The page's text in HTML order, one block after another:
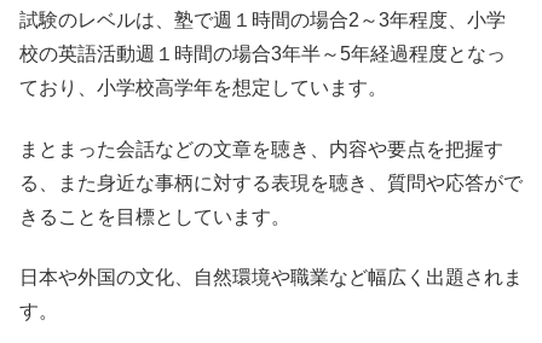
試験のレベルは、塾で週１時間の場合2～3年程度、小学
校の英語活動週１時間の場合3年半～5年経過程度となっ
ており、小学校高学年を想定しています。
まとまった会話などの文章を聴き、内容や要点を把握す
る、また身近な事柄に対する表現を聴き、質問や応答がで
きることを目標としています。
日本や外国の文化、自然環境や職業など幅広く出題されま
す。